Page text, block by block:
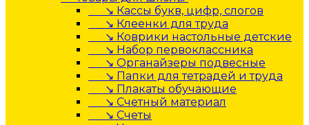
↘ Кассы букв, цифр, слогов
↘ Клеенки для труда
↘ Коврики настольные детские
↘ Набор первоклассника
↘ Органайзеры подвесные
↘ Папки для тетрадей и труда
↘ Плакаты обучающие
↘ Счетный материал
↘ Счеты